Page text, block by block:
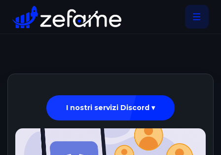
I nostri servizi Discord ▾